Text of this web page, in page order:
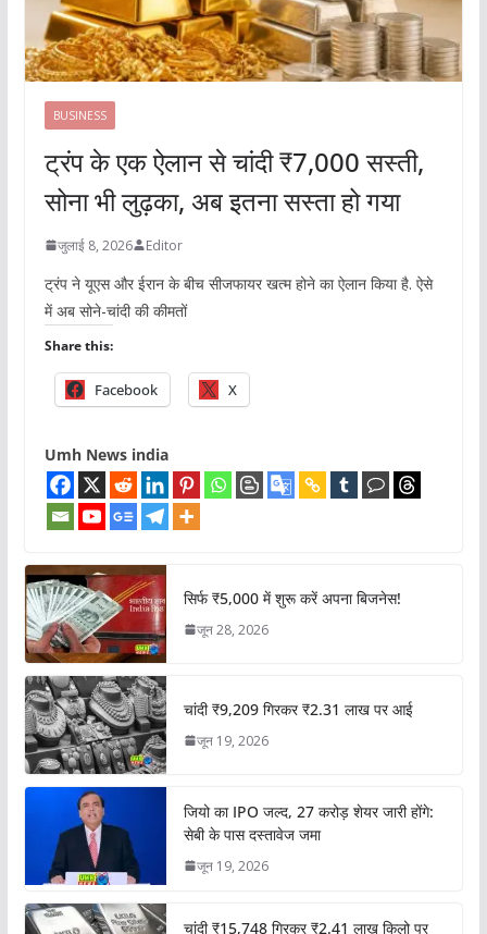
BUSINESS
ट्रंप के एक ऐलान से चांदी ₹7,000 सस्ती,
सोना भी लुढ़का, अब इतना सस्ता हो गया
जुलाई 8, 2026 Editor
ट्रंप ने यूएस और ईरान के बीच सीजफायर खत्म होने का ऐलान किया है. ऐसे
में अब सोने-चांदी की कीमतों
Share this:
Facebook X
Umh News india
सिर्फ ₹5,000 में शुरू करें अपना बिजनेस!
जून 28, 2026
चांदी ₹9,209 गिरकर ₹2.31 लाख पर आई
जून 19, 2026
जियो का IPO जल्द, 27 करोड़ शेयर जारी होंगे:
सेबी के पास दस्तावेज जमा
जून 19, 2026
चांदी ₹15,748 गिरकर ₹2.41 लाख किलो पर